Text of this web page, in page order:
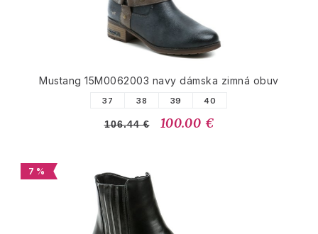
Mustang 15M0062003 navy dámska zimná obuv
37 38 39 40
106.44 € 100.00 €
7 %